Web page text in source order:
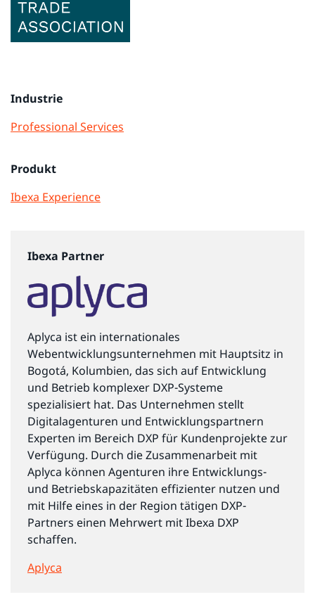
Industrie
Professional Services
Produkt
Ibexa Experience
Ibexa Partner
Aplyca ist ein internationales
Webentwicklungsunternehmen mit Hauptsitz in
Bogotá, Kolumbien, das sich auf Entwicklung
und Betrieb komplexer DXP-Systeme
spezialisiert hat. Das Unternehmen stellt
Digitalagenturen und Entwicklungspartnern
Experten im Bereich DXP für Kundenprojekte zur
Verfügung. Durch die Zusammenarbeit mit
Aplyca können Agenturen ihre Entwicklungs-
und Betriebskapazitäten effizienter nutzen und
mit Hilfe eines in der Region tätigen DXP-
Partners einen Mehrwert mit Ibexa DXP
schaffen.
Aplyca